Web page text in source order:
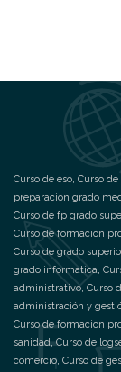
Curso de eso, Curso
preparacion grado
Curso de fp grado
Curso de formación
Curso de grado
grado informatica,
administrativo, Curso
administración y
Curso de formacion
sanidad,Curso de
comercio, Curso de